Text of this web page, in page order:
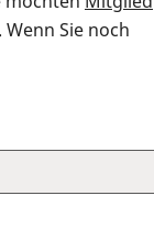
Sie noch